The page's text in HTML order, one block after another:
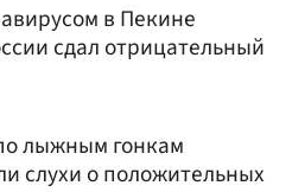
в Пекине
сдал отрицательный
лыжным гонкам
слухи о положительных